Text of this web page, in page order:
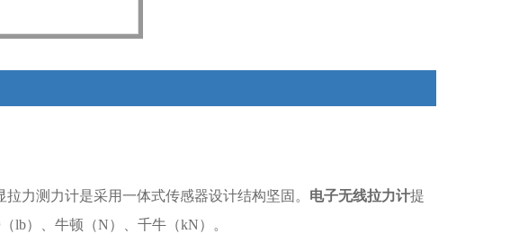
力测力计是采用一体式传感器设计结构坚固。 电子无线拉力计提
lb）、牛顿（N）、千牛（kN）。